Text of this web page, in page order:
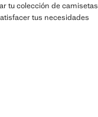
tu colección de camisetas
tus necesidades